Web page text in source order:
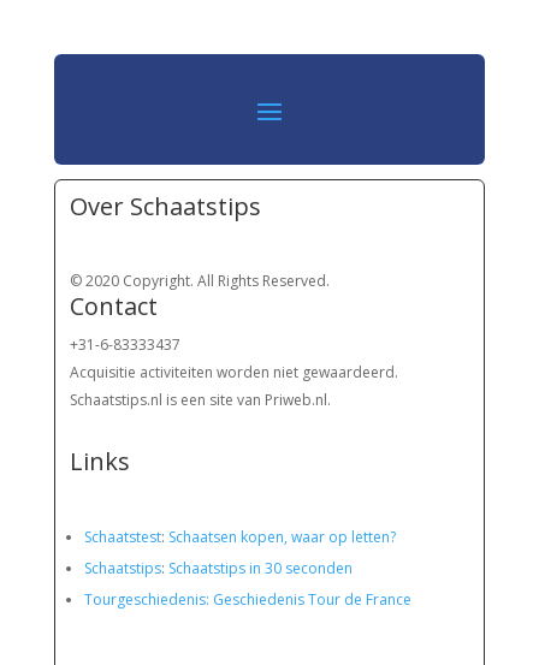
Over Schaatstips
© 2020 Copyright. All Rights Reserved.
Contact
+31-6-83333437
Acquisitie activiteiten worden niet gewaardeerd.
Schaatstips.nl is een site van Priweb.nl.
Links
Schaatstest: Schaatsen kopen, waar op letten?
Schaatstips: Schaatstips in 30 seconden
Tourgeschiedenis: Geschiedenis Tour de France